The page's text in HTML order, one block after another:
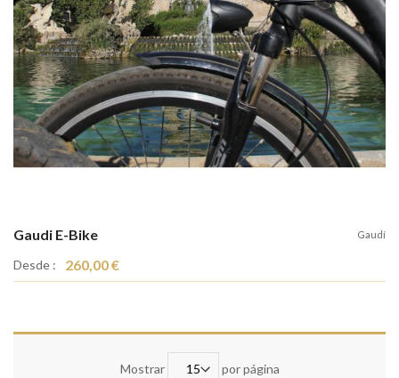
Gaudi E-Bike Gaudí
Desde : 260,00 €
Mostrar por página